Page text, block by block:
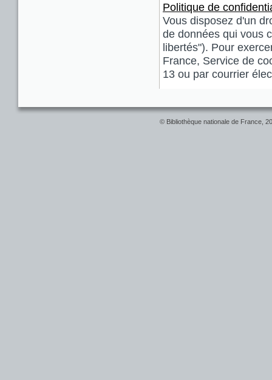
Politique de
Vous disposez d'un
de données qui vous
libertés"). Pour
France, Service de
13 ou par courrier
© Bibliothèque nationale de France,